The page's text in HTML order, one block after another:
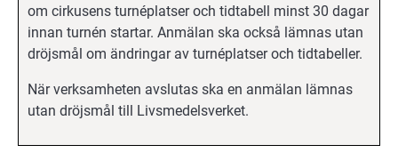
om cirkusens turnéplatser och tidtabell minst 30 dagar
innan turnén startar. Anmälan ska också lämnas utan
dröjsmål om ändringar av turnéplatser och tidtabeller.
När verksamheten avslutas ska en anmälan lämnas
utan dröjsmål till Livsmedelsverket.